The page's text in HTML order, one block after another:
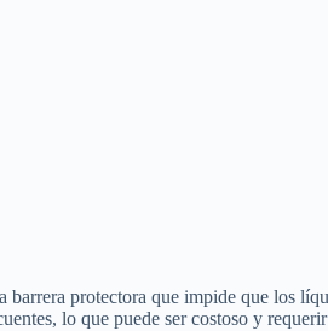
barrera protectora que impide que los
lo que puede ser costoso y